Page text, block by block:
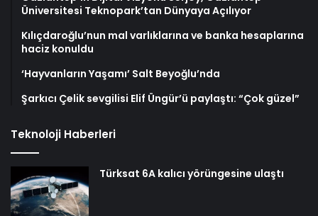
Üniversitesi Teknopark’tan Dünyaya Açılıyor
Kılıçdaroğlu’nun mal varlıklarına ve banka hesaplarına
haciz konuldu
‘Hayvanların Yaşamı’ Salt Beyoğlu’nda
Şarkıcı Çelik sevgilisi Elif Üngür’ü paylaştı: “Çok güzel”
Teknoloji Haberleri
Türksat 6A kalıcı yörüngesine ulaştı